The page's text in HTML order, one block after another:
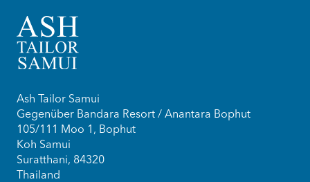
Ash Tailor Samui
Gegenüber Bandara Resort / Anantara Bophut
105/111 Moo 1, Bophut
Koh Samui
Suratthani, 84320
Thailand